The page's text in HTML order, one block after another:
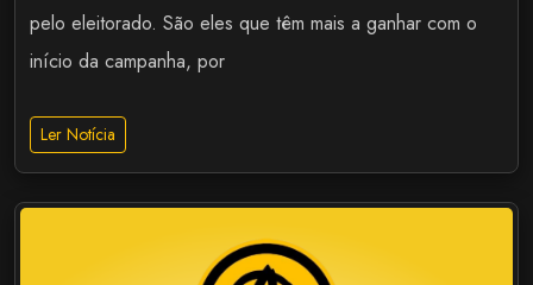
pelo eleitorado. São eles que têm mais a ganhar com o
início da campanha, por
Ler Notícia